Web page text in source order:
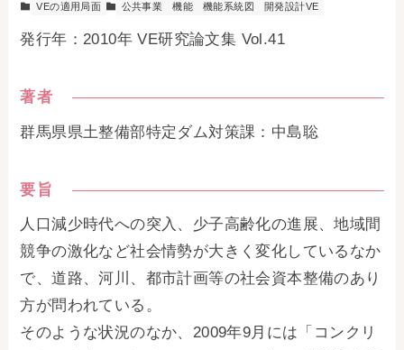
VEの適用局面 公共事業 機能 機能系統図 開発設計VE
発行年：2010年 VE研究論文集 Vol.41
著者
群馬県県土整備部特定ダム対策課：中島聡
要旨
人口減少時代への突入、少子高齢化の進展、地域間
競争の激化など社会情勢が大きく変化しているなか
で、道路、河川、都市計画等の社会資本整備のあり
方が問われている。
そのような状況のなか、2009年9月には「コンクリ